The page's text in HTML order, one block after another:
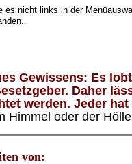
nicht links in der
Gewissens: Es
Daher
werden. Jeder
Himmel oder der
von: